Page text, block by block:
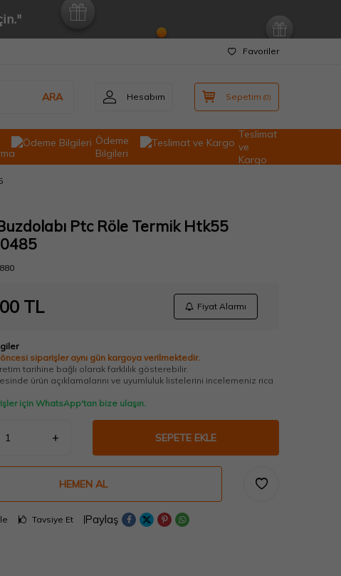
Favoriler
ARA Hesabım Sepetim (0)
Ödeme
Bilgileri
Teslimat
ve
Kargo
Ptc Röle Termik Htk55
TL Fiyat Alarmı
siparişler aynı gün kargoya verilmektedir.
tarihine bağlı olarak farklılık gösterebilir.
ürün açıklamalarını ve uyumluluk listelerini incelemeniz rica
için WhatsApp'tan bize ulaşın.
SEPETE EKLE
HEMEN AL
Tavsiye Et Paylaş